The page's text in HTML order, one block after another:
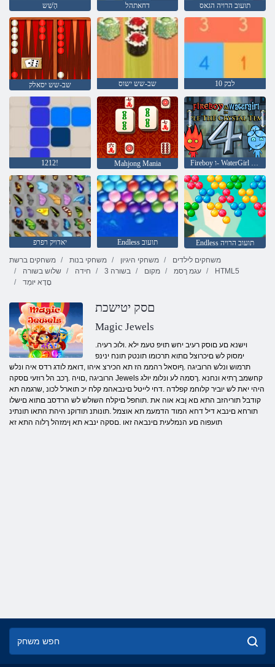
הָׁשִׁש דחאתהל תועוב הרויה הגאס
שב-שש יסאלק שב-שש ישוס 10 לבק
1212! Mahjong Mania Fireboy ו- WaterGirl 4: Temple Crystal
יאדויק רפרפ Endless תועוב
Endless תועוב הרויה
משחקים ברשת
משחקי בנות משחקי היגיון
משחקים לילדים
שלוש בשורה
חידה 3 בשורה מקום עגמ ךסמ
HTML5
םָדָא יּומְד
םסק יטישכת
Magic Jewels
.וישנא םע םוסק רעיב יחש תויפ טעמ ילא .ולוכ רעיה
ימסוק לש םיכרוצל םתוא תרכומו תונטק תונח ינינפ
תרמוש ונלש הרוביגה .ףוסאל רהממ הז תא הכירצ איהו ,דואמ לודג רדס איה ונלש
הרוביגה ,םויה .ךכב הל רוזעי םסקה Jewels קחשמב ךתיא ונחנא .ךסמה לע ונלומ יולג
היהי יאת לש יוביר קלוחמ קפלדה .דחי לייטל םינבאהמ קלח יכ תוארל לכונ ,שרגמה תא
קודבל תוריהזב התא םא ןבא אוה את .תוחפל םיקלח השולש לש הרדסב םתוא םישלו
תורחא םינבא דיל דחא המוד הדמעמ תא אוצמל .תונותנ תודוקנ היהת התאו תונתינ
תועפוה םע הנמלעית םינבאה זאו .םסקה ינבא תא ןימזהל ךלוה התא זא